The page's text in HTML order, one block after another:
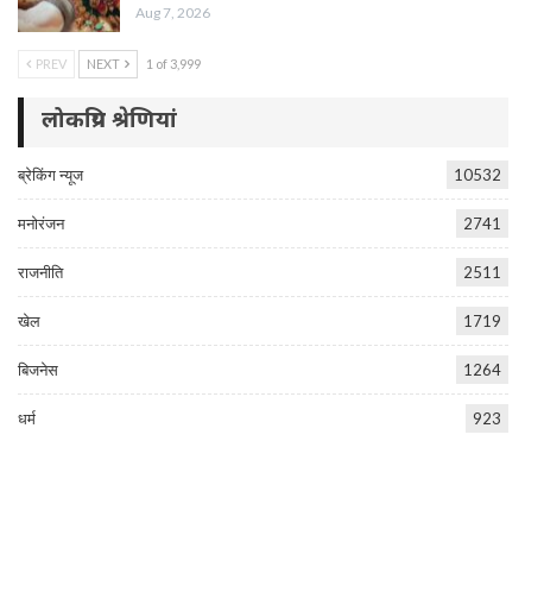
Aug 7, 2026
PREV NEXT 1 of 3,999
लोकप्रिय श्रेणियां
ब्रेकिंग न्यूज 10532
मनोरंजन 2741
राजनीति 2511
खेल 1719
बिजनेस 1264
धर्म 923